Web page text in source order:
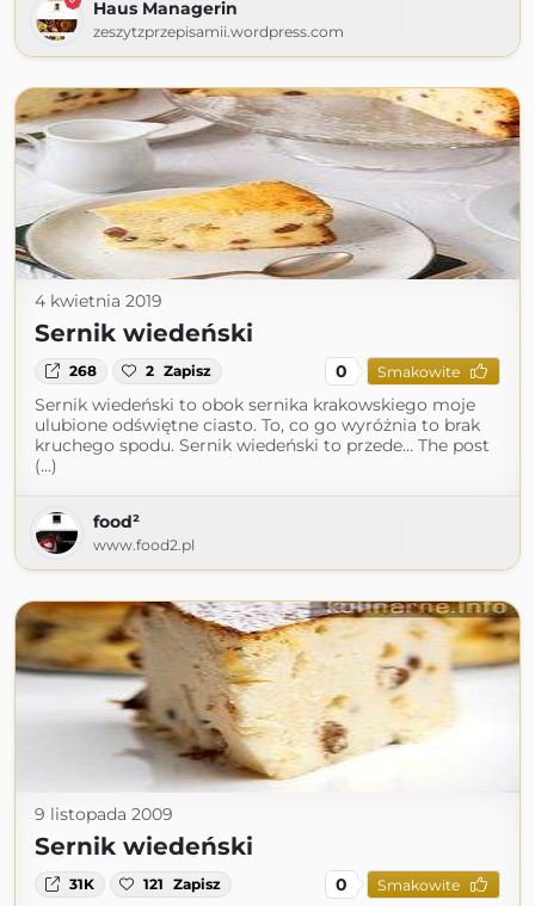
Haus Managerin
zeszytzprzepisamii.wordpress.com
4 kwietnia 2019
Sernik wiedeński
268 2 Zapisz 0 Smakowite
Sernik wiedeński to obok sernika krakowskiego moje
ulubione odświętne ciasto. To, co go wyróżnia to brak
kruchego spodu. Sernik wiedeński to przede… The post
(...)
food²
www.food2.pl
9 listopada 2009
Sernik wiedeński
31K 121 Zapisz 0 Smakowite